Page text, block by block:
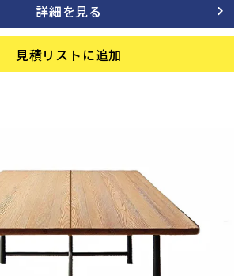
詳細を見る
見積リストに追加